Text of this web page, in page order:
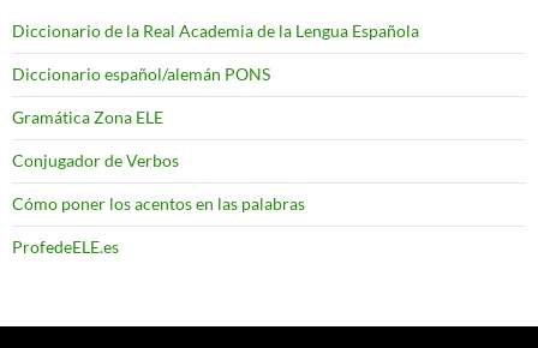
Diccionario de la Real Academia de la Lengua Española
Diccionario español/alemán PONS
Gramática Zona ELE
Conjugador de Verbos
Cómo poner los acentos en las palabras
ProfedeELE.es